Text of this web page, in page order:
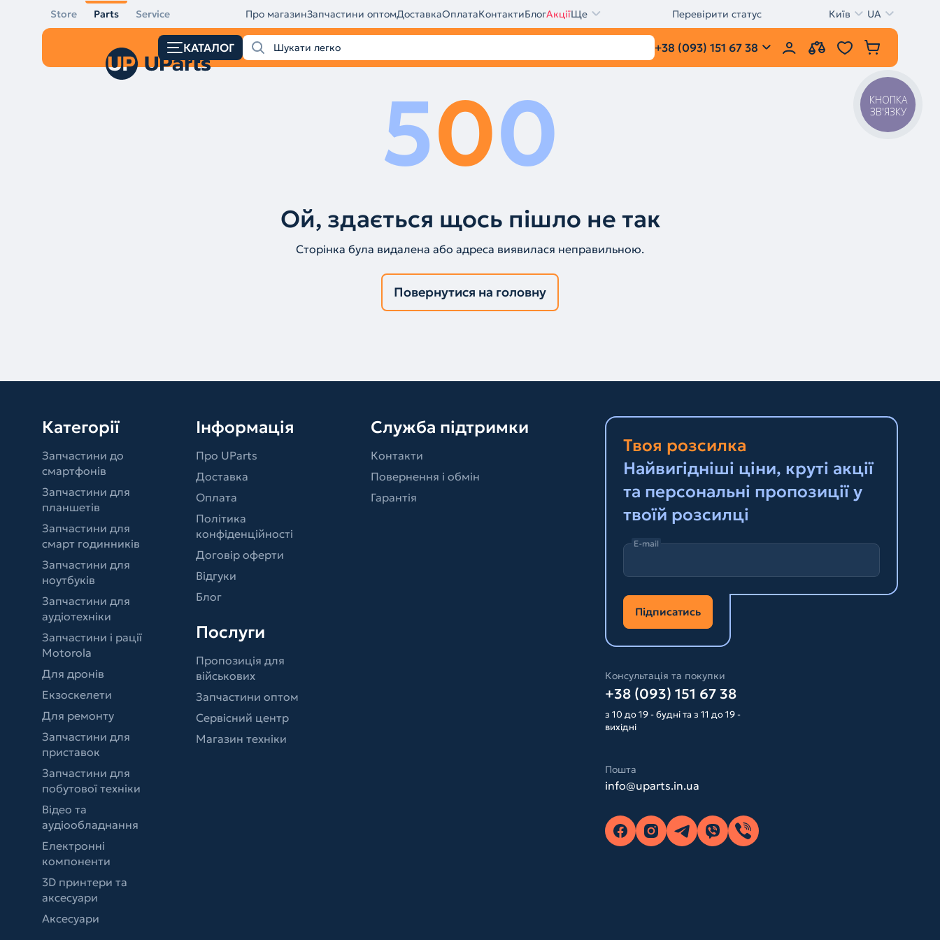
Store Parts Service Про магазинЗапчастини оптомДоставкаОплатаКонтактиБлогАкціїЩе Перевірити статус Київ UA
КАТАЛОГ +38 (093) 151 67 38
500
Ой, здається щось пішло не так
Сторінка була видалена або адреса виявилася неправильною.
Повернутися на головну
Категорії
Запчастини до
смартфонів
Запчастини для
планшетів
Запчастини для
смарт годинників
Запчастини для
ноутбуків
Запчастини для
аудіотехніки
Запчастини і рації
Motorola
Для дронів
Екзоскелети
Для ремонту
Запчастини для
приставок
Запчастини для
побутової техніки
Відео та
аудіообладнання
Електронні
компоненти
3D принтери та
аксесуари
Аксесуари
Інформація
Про UParts
Доставка
Оплата
Політика
конфіденційності
Договір оферти
Відгуки
Блог
Послуги
Пропозиція для
військових
Запчастини оптом
Сервісний центр
Магазин техніки
Служба підтримки
Контакти
Повернення і обмін
Гарантія
Твоя розсилка
Найвигідніші ціни, круті акції
та персональні пропозиції у
твоїй розсилці
E-mail
Підписатись
Консультація та покупки
+38 (093) 151 67 38
з 10 до 19 - будні та з 11 до 19 -
вихідні
Пошта
info@uparts.in.ua
КНОПКА
ЗВ'ЯЗКУ